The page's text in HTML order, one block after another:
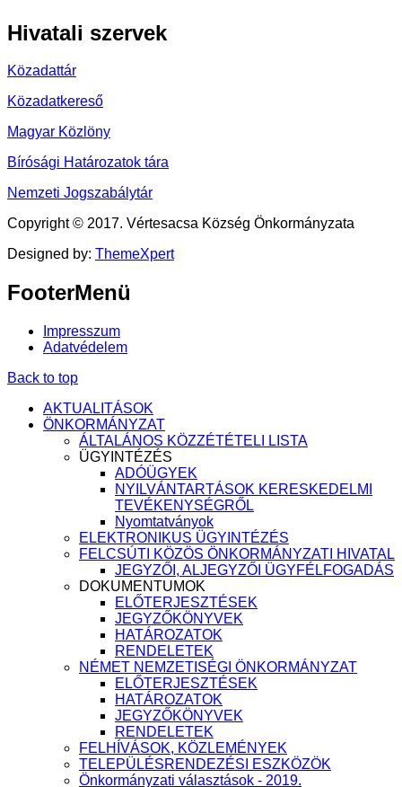
Hivatali szervek
Közadattár
Közadatkereső
Magyar Közlöny
Bírósági Határozatok tára
Nemzeti Jogszabálytár
Copyright © 2017. Vértesacsa Község Önkormányzata
Designed by: ThemeXpert
FooterMenü
Impresszum
Adatvédelem
Back to top
AKTUALITÁSOK
ÖNKORMÁNYZAT
ÁLTALÁNOS KÖZZÉTÉTELI LISTA
ÜGYINTÉZÉS
ADÓÜGYEK
NYILVÁNTARTÁSOK KERESKEDELMI
TEVÉKENYSÉGRŐL
Nyomtatványok
ELEKTRONIKUS ÜGYINTÉZÉS
FELCSÚTI KÖZÖS ÖNKORMÁNYZATI HIVATAL
JEGYZŐI, ALJEGYZŐI ÜGYFÉLFOGADÁS
DOKUMENTUMOK
ELŐTERJESZTÉSEK
JEGYZŐKÖNYVEK
HATÁROZATOK
RENDELETEK
NÉMET NEMZETISÉGI ÖNKORMÁNYZAT
ELŐTERJESZTÉSEK
HATÁROZATOK
JEGYZŐKÖNYVEK
RENDELETEK
FELHÍVÁSOK, KÖZLEMÉNYEK
TELEPÜLÉSRENDEZÉSI ESZKÖZÖK
Önkormányzati választások - 2019.